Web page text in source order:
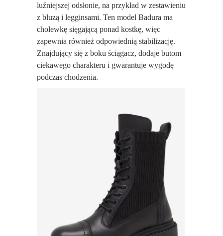
luźniejszej odsłonie, na przykład w zestawieniu
z bluzą i legginsami. Ten model Badura ma
cholewkę sięgającą ponad kostkę, więc
zapewnia również odpowiednią stabilizację.
Znajdujący się z boku ściągacz, dodaje butom
ciekawego charakteru i gwarantuje wygodę
podczas chodzenia.